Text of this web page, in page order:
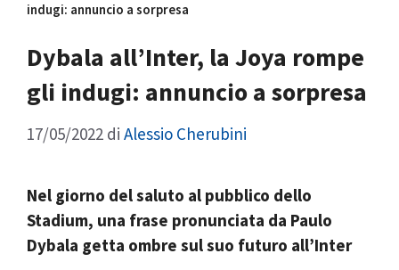
indugi: annuncio a sorpresa
Dybala all’Inter, la Joya rompe
gli indugi: annuncio a sorpresa
17/05/2022 di Alessio Cherubini
Nel giorno del saluto al pubblico dello
Stadium, una frase pronunciata da Paulo
Dybala getta ombre sul suo futuro all’Inter